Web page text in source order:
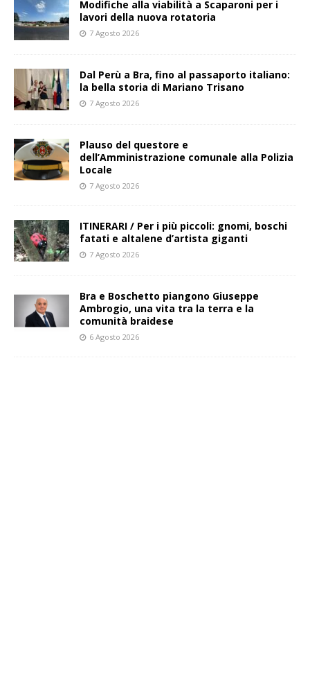
Modifiche alla viabilità a Scaparoni per i
lavori della nuova rotatoria
7 Agosto 2026
​Dal Perù a Bra, fino al passaporto italiano:
la bella storia di Mariano Trisano
7 Agosto 2026
Plauso del questore e
dell’Amministrazione comunale alla Polizia
Locale
7 Agosto 2026
ITINERARI / Per i più piccoli: gnomi, boschi
fatati e altalene d’artista giganti
7 Agosto 2026
Bra e Boschetto piangono Giuseppe
Ambrogio, una vita tra la terra e la
comunità braidese
6 Agosto 2026